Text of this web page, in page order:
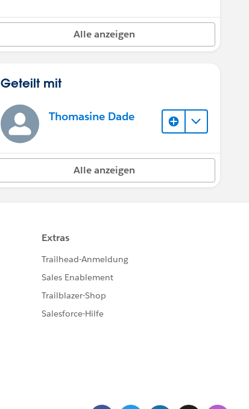
Alle anzeigen
Geteilt mit
Thomasine Dade
Alle anzeigen